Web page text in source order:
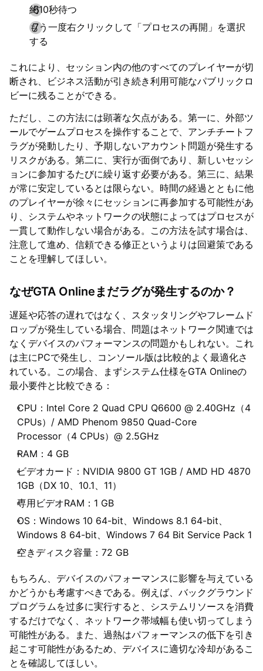
約10秒待つ
もう一度右クリックして「プロセスの再開」を選択
する
これにより、セッション内の他のすべてのプレイヤーが切
断され、ビジネス活動が引き続き利用可能なパブリックロ
ビーに残ることができる。
ただし、この方法には顕著な欠点がある。第一に、外部ツ
ールでゲームプロセスを操作することで、アンチチートフ
ラグが発動したり、予期しないアカウント問題が発生する
リスクがある。第二に、実行が面倒であり、新しいセッシ
ョンに参加するたびに繰り返す必要がある。第三に、結果
が常に安定しているとは限らない。時間の経過とともに他
のプレイヤーが徐々にセッションに再参加する可能性があ
り、システムやネットワークの状態によってはプロセスが
一貫して動作しない場合がある。この方法を試す場合は、
注意して進め、信頼できる修正というよりは回避策である
ことを理解してほしい。
なぜGTA Onlineまだラグが発生するのか？
遅延や応答の遅れではなく、スタッタリングやフレームド
ロップが発生している場合、問題はネットワーク関連では
なくデバイスのパフォーマンスの問題かもしれない。これ
は主にPCで発生し、コンソール版は比較的よく最適化さ
れている。この場合、まずシステム仕様をGTA Onlineの
最小要件と比較できる：
CPU：Intel Core 2 Quad CPU Q6600 @ 2.40GHz（4
CPUs）/ AMD Phenom 9850 Quad-Core
Processor（4 CPUs）@ 2.5GHz
RAM：4 GB
ビデオカード：NVIDIA 9800 GT 1GB / AMD HD 4870
1GB（DX 10、10.1、11）
専用ビデオRAM：1 GB
OS：Windows 10 64-bit、Windows 8.1 64-bit、
Windows 8 64-bit、Windows 7 64 Bit Service Pack 1
空きディスク容量：72 GB
もちろん、デバイスのパフォーマンスに影響を与えている
かどうかも考慮すべきである。例えば、バックグラウンド
プログラムを过多に実行すると、システムリソースを消費
するだけでなく、ネットワーク帯域幅も使い切ってしまう
可能性がある。また、過熱はパフォーマンスの低下を引き
起こす可能性があるため、デバイスに適切な冷却があるこ
とを確認してほしい。